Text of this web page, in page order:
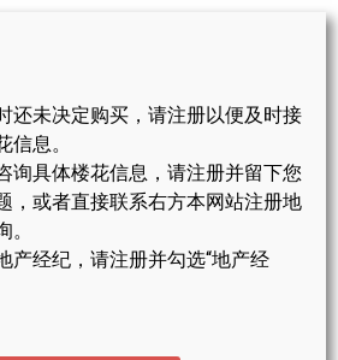
目
还未决定购买，请注册以便及时接
信息。
询具体楼花信息，请注册并留下您
，或者直接联系右方本网站注册地
。
产经纪，请注册并勾选“地产经